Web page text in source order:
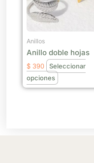
Anillos
Anillo doble hojas
$ 390
Seleccionar
opciones
variantes.
Las
pueden
elegir
la